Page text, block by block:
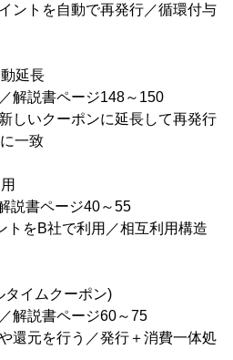
ントを自動で再発行／循環付与
延長
解説書ページ148～150
しいクーポンに延長して再発行
一致
説書ページ40～55
トをB社で利用／相互利用構造
タイムクーポン)
解説書ページ60～75
還元を行う／発行＋消費一体処